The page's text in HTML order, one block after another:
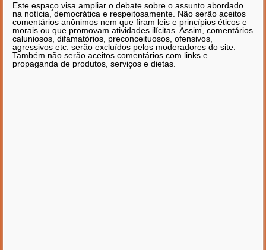
Este espaço visa ampliar o debate sobre o assunto abordado
na notícia, democrática e respeitosamente. Não serão aceitos
comentários anônimos nem que firam leis e princípios éticos e
morais ou que promovam atividades ilícitas. Assim, comentários
caluniosos, difamatórios, preconceituosos, ofensivos,
agressivos etc. serão excluídos pelos moderadores do site.
Também não serão aceitos comentários com links e
propaganda de produtos, serviços e dietas.